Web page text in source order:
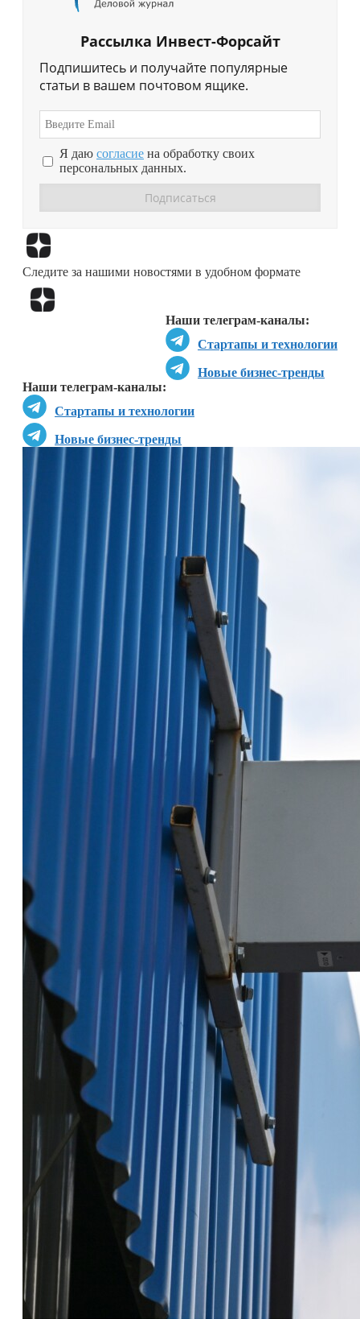
Рассылка Инвест-Форсайт
Подпишитесь и получайте популярные
статьи в вашем почтовом ящике.
Я даю согласие на обработку своих
персональных данных.
Следите за нашими новостями в удобном формате
Наши телеграм-каналы:
Стартапы и технологии
Новые бизнес-тренды
Наши телеграм-каналы:
Стартапы и технологии
Новые бизнес-тренды